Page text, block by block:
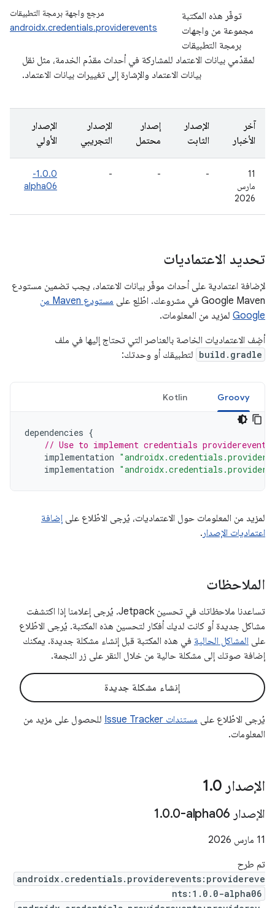
مرجع واجهة برمجة التطبيقات
androidx.credentials.providerevents
توفّر هذه المكتبة
مجموعة من واجهات
برمجة التطبيقات
لمقدّمي بيانات الاعتماد للمشاركة في أحداث مقدّم الخدمة، مثل نقل
بيانات الاعتماد والإشارة إلى تغييرات بيانات الاعتماد.
آخر
الأخبار
الإصدار
الثابت
إصدار
محتمل
الإصدار
التجريبي
الإصدار
الأولي
‫11
مارس
2026
-
-
-
1.0.0-
alpha06
تحديد الاعتماديات
لإضافة اعتمادية على أحداث موفّر بيانات الاعتماد، يجب تضمين مستودع
Google Maven في مشروعك. اطّلِع على
مستودع Maven من
Google لمزيد من المعلومات.
أضِف الاعتماديات الخاصة بالعناصر التي تحتاج إليها في ملف
build.gradle لتطبيقك أو وحدتك:
Groovy
Kotlin
dependencies {
// Use to implement credentials
implementation
implementation
لمزيد من المعلومات حول الاعتماديات، يُرجى الاطّلاع على إضافة
اعتماديات الإصدار .
الملاحظات
تساعدنا ملاحظاتك في تحسين Jetpack. يُرجى إعلامنا إذا اكتشفت
مشاكل جديدة أو كانت لديك أفكار لتحسين هذه المكتبة. يُرجى الاطّلاع
على المشاكل الحالية في هذه المكتبة قبل إنشاء مشكلة جديدة. يمكنك
إضافة صوتك إلى مشكلة حالية من خلال النقر على زر النجمة.
إنشاء مشكلة جديدة
يُرجى الاطّلاع على مستندات Issue Tracker
للحصول على مزيد من
المعلومات.
الإصدار 1 .0
الإصدار ‎1 .0.0-alpha06
‫11 مارس 2026
تم طرح
androidx.credentials.providerevents:providereve
nts:1.0.0-alpha06